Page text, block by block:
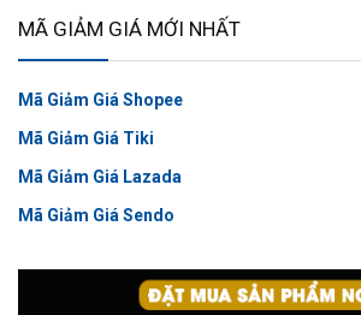
MÃ GIẢM GIÁ MỚI NHẤT
Mã Giảm Giá Shopee
Mã Giảm Giá Tiki
Mã Giảm Giá Lazada
Mã Giảm Giá Sendo